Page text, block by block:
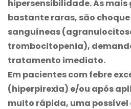
hipersensibilidade. As mais
bastante raras, são
sanguíneas
trombocitopenia),
tratamento imediato.
Em pacientes com febre
(hiperpirexia) e/ou após
muito rápida, uma